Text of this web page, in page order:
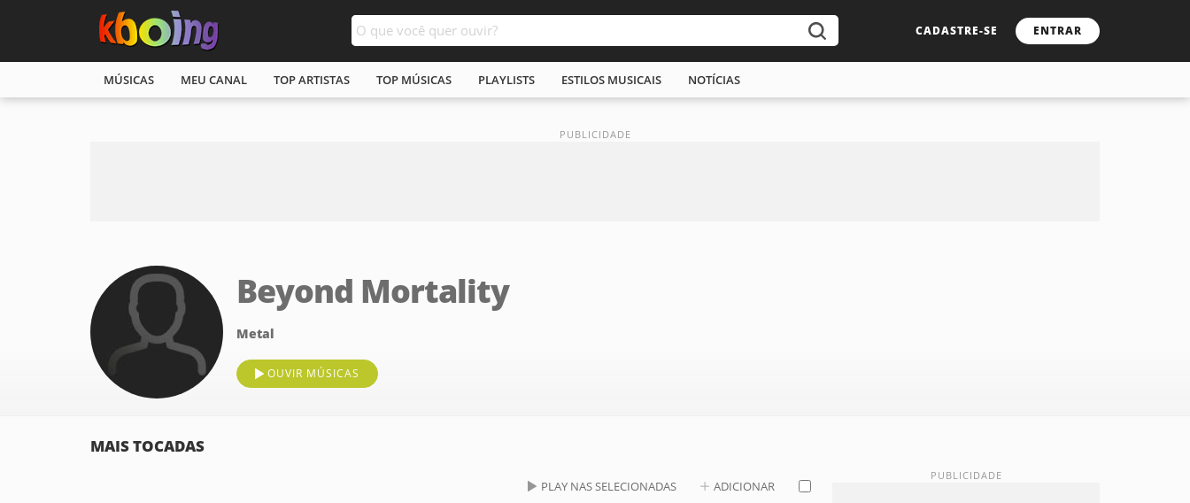
CADASTRE-SE ENTRAR
MÚSICAS MEU CANAL TOP ARTISTAS TOP MÚSICAS PLAYLISTS ESTILOS MUSICAIS NOTÍCIAS
Beyond Mortality
Metal
OUVIR MÚSICAS
MAIS TOCADAS
PLAY NAS SELECIONADAS ADICIONAR